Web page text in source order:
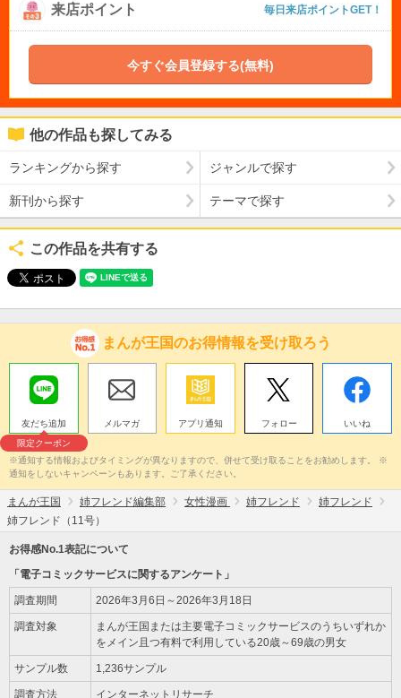
来店ポイント 毎日来店ポイントGET！
今すぐ会員登録する(無料)
他の作品も探してみる
ランキングから探す ジャンルで探す
新刊から探す テーマで探す
この作品を共有する
まんが王国のお得情報を受け取ろう
友だち追加
限定クーポン
メルマガ アプリ通知 フォロー いいね
※通知する情報およびタイミングが異なりますので、併せて受け取ることをお勧めします。 ※
通知をしないキャンペーンもあります。ご了承ください。
まんが王国 姉フレンド編集部 女性漫画 姉フレンド
姉フレンド
姉フレンド（11号）
お得感No.1表記について
「電子コミックサービスに関するアンケート」
調査期間 2026年3月6日～2026年3月18日
調査対象
まんが王国または主要電子コミックサービスのうちいずれか
をメイン且つ有料で利用している20歳～69歳の男女
サンプル数 1,236サンプル
調査方法 インターネットリサーチ